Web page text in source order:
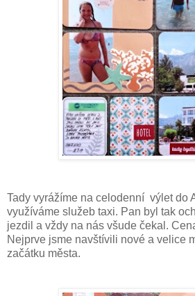
Tady vyrážíme na celodenní výlet do
využíváme služeb taxi. Pan byl tak
jezdil a vždy na nás všude čekal.
Nejprve jsme navštívili nové a velice
začátku města.